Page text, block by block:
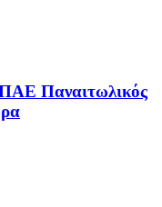
Παναιτωλικός